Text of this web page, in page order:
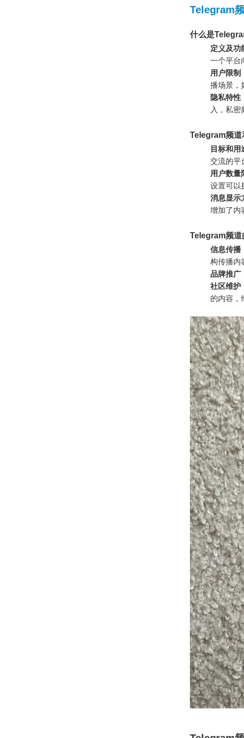
Telegram
什么是
定义及功
一个平台
用户限制
播场景，
隐私特性
入，私密
Telegram频道
目标和用
交流的平
用户数量
设置可以
消息显示
增加了内
Telegram频道
信息传播
构传播内
品牌推广
社区维护
的内容，